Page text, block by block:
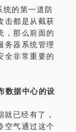
统的第一道防
击都是从截获
，那么前面的
务器系统管理
全非常重要的
数据中心的设
已经有了，
空气通过这个